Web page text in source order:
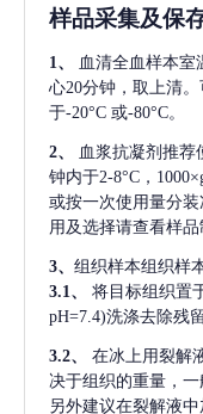
样品采集及保
1、 血清全血样本室
心20分钟，取上清
于-20°C 或-80°C。
2、 血浆抗凝剂推荐
钟内于2-8°C，
或按一次使用量分装
用及选择请查看样品
3、 组织样本组织样
3.1、
将目标组织置
pH=7.4)洗涤去除残
3.2、
在冰上用裂解
决于组织的重量，
另外建议在裂解液中